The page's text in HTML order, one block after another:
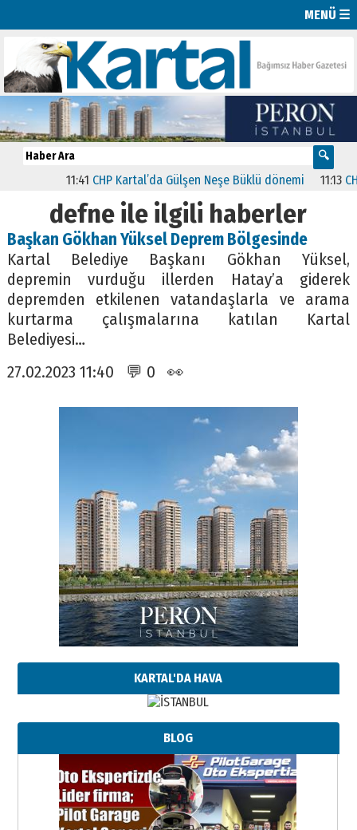
MENÜ ☰
11:41 CHP Kartal’da Gülşen Neşe Büklü dönemi 11:13
defne ile ilgili haberler
Başkan Gökhan Yüksel Deprem Bölgesinde
Kartal Belediye Başkanı Gökhan Yüksel,
depremin vurduğu illerden Hatay’a giderek
depremden etkilenen vatandaşlarla ve arama
kurtarma çalışmalarına katılan Kartal
Belediyesi…
27.02.2023 11:40 💬 0 👀
KARTAL'DA HAVA
BLOG